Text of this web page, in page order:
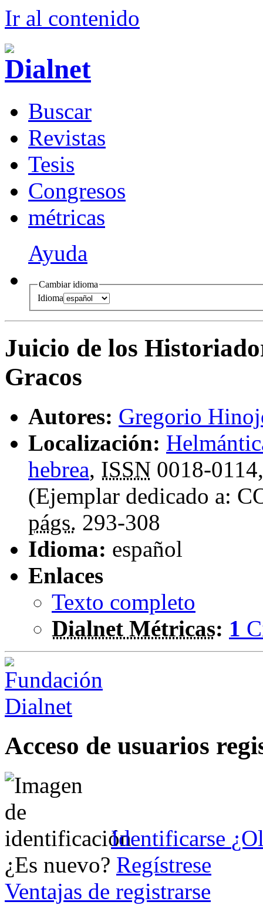
Ir al contenido
Buscar
Revistas
Tesis
Congresos
métricas
Ayuda
Cambiar idioma
Idioma
Juicio de los
Gracos
Autores: Gregorio
Localización:
hebrea, ISSN 0018-
(Ejemplar dedicado a:
págs. 293-308
Idioma: español
Enlaces
Texto completo
Dialnet Métricas: 1
Acceso de usuarios
Identificarse
¿Es nuevo? Regístrese
Ventajas de registrarse